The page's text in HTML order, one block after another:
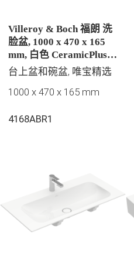
Villeroy & Boch 福朗 洗
脸盆, 1000 x 470 x 165
mm, 白色 CeramicPlus |
易洁釉面, 有隐藏式溢水
台上盆和碗盆, 唯宝精选
1000 x 470 x 165 mm
4168ABR1